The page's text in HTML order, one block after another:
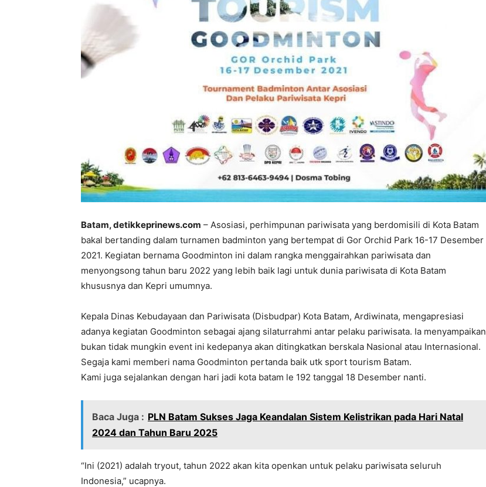
Batam, detikkeprinews.com – Asosiasi, perhimpunan pariwisata yang berdomisili di Kota Batam
bakal bertanding dalam turnamen badminton yang bertempat di Gor Orchid Park 16-17 Desember
2021. Kegiatan bernama Goodminton ini dalam rangka menggairahkan pariwisata dan
menyongsong tahun baru 2022 yang lebih baik lagi untuk dunia pariwisata di Kota Batam
khususnya dan Kepri umumnya.
Kepala Dinas Kebudayaan dan Pariwisata (Disbudpar) Kota Batam, Ardiwinata, mengapresiasi
adanya kegiatan Goodminton sebagai ajang silaturrahmi antar pelaku pariwisata. Ia menyampaikan
bukan tidak mungkin event ini kedepanya akan ditingkatkan berskala Nasional atau Internasional.
Segaja kami memberi nama Goodminton pertanda baik utk sport tourism Batam.
Kami juga sejalankan dengan hari jadi kota batam le 192 tanggal 18 Desember nanti.
Baca Juga : PLN Batam Sukses Jaga Keandalan Sistem Kelistrikan pada Hari Natal
2024 dan Tahun Baru 2025
“Ini (2021) adalah tryout, tahun 2022 akan kita openkan untuk pelaku pariwisata seluruh
Indonesia,” ucapnya.